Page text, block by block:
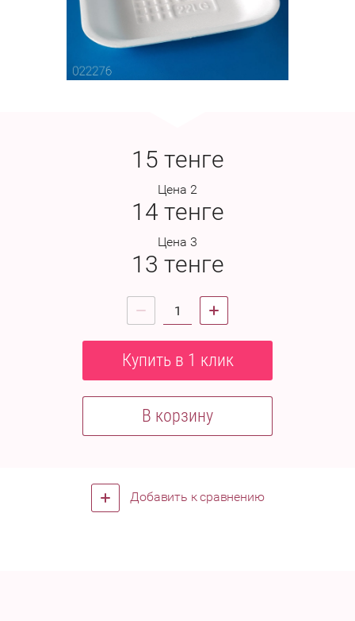
15 тенге
Цена 2
14 тенге
Цена 3
13 тенге
Купить в 1 клик
В корзину
Добавить к сравнению